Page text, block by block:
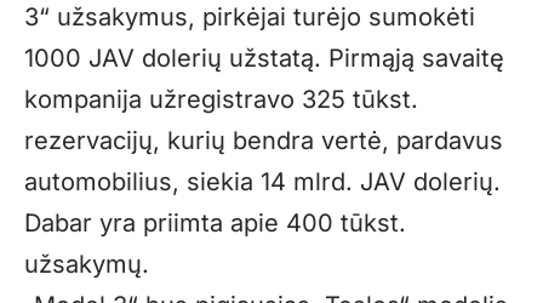
3“ užsakymus, pirkėjai turėjo sumokėti
1000 JAV dolerių užstatą. Pirmąją savaitę
kompanija užregistravo 325 tūkst.
rezervacijų, kurių bendra vertė, pardavus
automobilius, siekia 14 mlrd. JAV dolerių.
Dabar yra priimta apie 400 tūkst.
užsakymų.